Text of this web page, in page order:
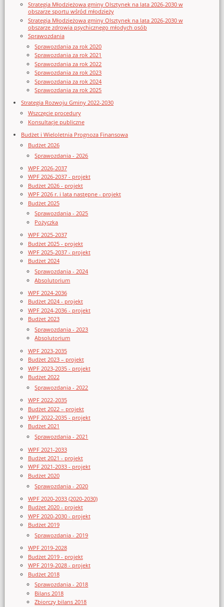
Strategia Młodzieżowa gminy Olsztynek na lata 2026-2030 w
obszarze sportu wśród młodzieży
Strategia Młodzieżowa gminy Olsztynek na lata 2026-2030 w
obszarze zdrowia psychicznego młodych osób
Sprawozdania
Sprawozdania za rok 2020
Sprawozdania za rok 2021
Sprawozdania za rok 2022
Sprawozdania za rok 2023
Sprawozdania za rok 2024
Sprawozdania za rok 2025
Strategia Rozwoju Gminy 2022-2030
Wszczęcie procedury
Konsultacje publiczne
Budżet i Wieloletnia Prognoza Finansowa
Budżet 2026
Sprawozdania - 2026
WPF 2026-2037
WPF 2026-2037 - projekt
Budżet 2026 - projekt
WPF 2026 r. i lata następne - projekt
Budżet 2025
Sprawozdania - 2025
Pożyczka
WPF 2025-2037
Budżet 2025 - projekt
WPF 2025-2037 - projekt
Budżet 2024
Sprawozdania - 2024
Absolutorium
WPF 2024-2036
Budżet 2024 - projekt
WPF 2024-2036 - projekt
Budżet 2023
Sprawozdania - 2023
Absolutorium
WPF 2023-2035
Budżet 2023 – projekt
WPF 2023-2035 - projekt
Budżet 2022
Sprawozdania - 2022
WPF 2022-2035
Budżet 2022 – projekt
WPF 2022-2035 - projekt
Budżet 2021
Sprawozdania - 2021
WPF 2021-2033
Budżet 2021 - projekt
WPF 2021-2033 - projekt
Budżet 2020
Sprawozdania - 2020
WPF 2020-2033 (2020-2030)
Budżet 2020 - projekt
WPF 2020-2030 - projekt
Budżet 2019
Sprawozdania - 2019
WPF 2019-2028
Budżet 2019 - projekt
WPF 2019-2028 - projekt
Budżet 2018
Sprawozdania - 2018
Bilans 2018
Zbiorczy bilans 2018